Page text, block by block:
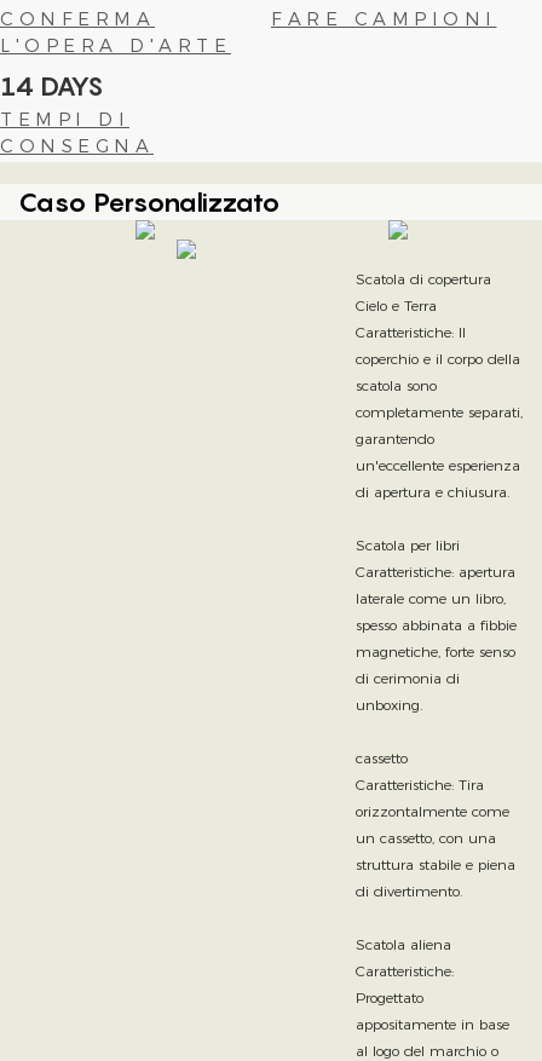
CONFERMA
L'OPERA D'ARTE
FARE CAMPIONI
14 DAYS
TEMPI DI
CONSEGNA
Caso Personalizzato
Scatola di copertura
Cielo e Terra
Caratteristiche: Il
coperchio e il corpo della
scatola sono
completamente separati,
garantendo
un'eccellente esperienza
di apertura e chiusura.
Scatola per libri
Caratteristiche: apertura
laterale come un libro,
spesso abbinata a fibbie
magnetiche, forte senso
di cerimonia di
unboxing.
cassetto
Caratteristiche: Tira
orizzontalmente come
un cassetto, con una
struttura stabile e piena
di divertimento.
Scatola aliena
Caratteristiche:
Progettato
appositamente in base
al logo del marchio o